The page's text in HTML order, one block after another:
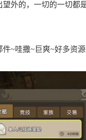
外的，一切的一切都
~哇撒~巨爽~好多资